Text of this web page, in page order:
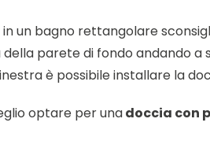
un bagno rettangolare
della parete di fondo andando a
è possibile installare la
optare per unadoccia con